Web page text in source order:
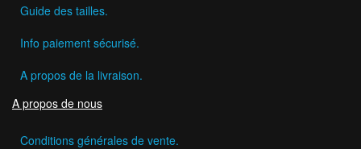
Guide des tailles.
Info paiement sécurisé.
A propos de la livraison.
A propos de nous
Conditions générales de vente.